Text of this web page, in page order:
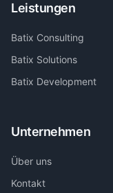
Leistungen
Batix Consulting
Batix Solutions
Batix Development
Unternehmen
Über uns
Kontakt